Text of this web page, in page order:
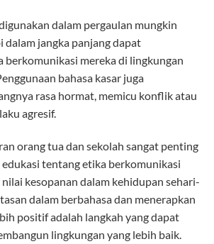
dalam pergaulan mungkin
dalam jangka panjang dapat
berkomunikasi mereka di lingkungan
bahasa kasar juga
rasa hormat, memicu konflik atau
agresif.
orang tua dan sekolah sangat penting
tentang etika berkomunikasi
kesopanan dalam kehidupan sehari-
dalam berbahasa dan menerapkan
positif adalah langkah yang dapat
lingkungan yang lebih baik.